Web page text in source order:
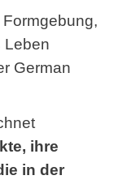
Leben
German
ihre
in der